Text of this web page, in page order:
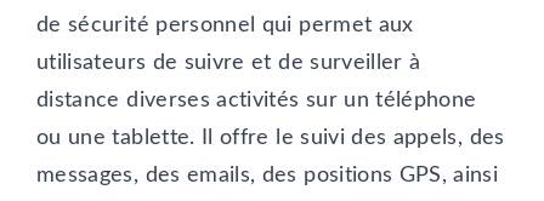
de sécurité personnel qui permet aux
utilisateurs de suivre et de surveiller à
distance diverses activités sur un téléphone
ou une tablette. Il offre le suivi des appels, des
messages, des emails, des positions GPS, ainsi